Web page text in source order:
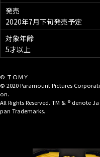
発売
2020年7月下旬発売予定
対象年齢
5才以上
© ＴＯＭＹ
© 2020 Paramount Pictures Corporati
on.
All Rights Reserved. TM & ® denote Ja
pan Trademarks.